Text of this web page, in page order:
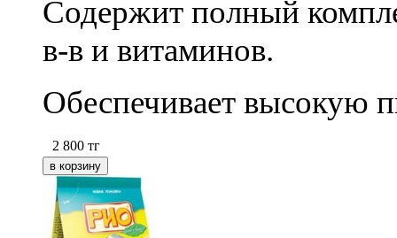
Содержит полный
в-в и витаминов.
Обеспечивает высокую
2 800 тг